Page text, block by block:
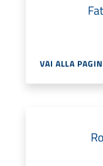
VAI ALLA